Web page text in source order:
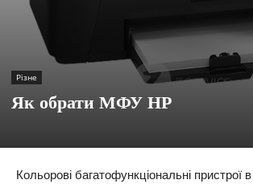
Різне
Як обрати МФУ HP
Кольорові багатофункціональні пристрої